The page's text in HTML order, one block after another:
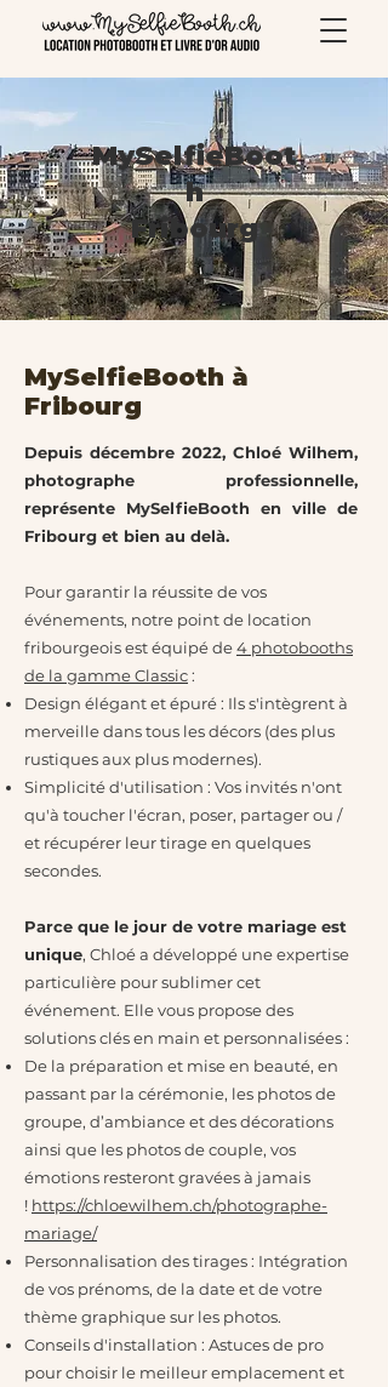
MySelfieBoot
h
Fribourg
MySelfieBooth à
Fribourg
Depuis décembre 2022, Chloé Wilhem,
photographe professionnelle,
représente MySelfieBooth en ville de
Fribourg et bien au delà.
Pour garantir la réussite de vos
événements, notre point de location
fribourgeois est équipé de4 photobooths
de la gamme Classic:
Design élégant et épuré : Ils s'intègrent à
merveille dans tous les décors (des plus
rustiques aux plus modernes).
Simplicité d'utilisation : Vos invités n'ont
qu'à toucher l'écran, poser, partager ou /
et récupérer leur tirage en quelques
secondes.
Parce que le jour de votre mariage est
unique, Chloé a développé une expertise
particulière pour sublimer cet
événement. Elle vous propose des
solutions clés en main et personnalisées :
De la préparation et mise en beauté, en
passant par la cérémonie, les photos de
groupe, d’ambiance et des décorations
ainsi que les photos de couple, vos
émotions resteront gravées à jamais
! https://chloewilhem.ch/photographe-
mariage/
Personnalisation des tirages : Intégration
de vos prénoms, de la date et de votre
thème graphique sur les photos.
Conseils d'installation : Astuces de pro
pour choisir le meilleur emplacement et